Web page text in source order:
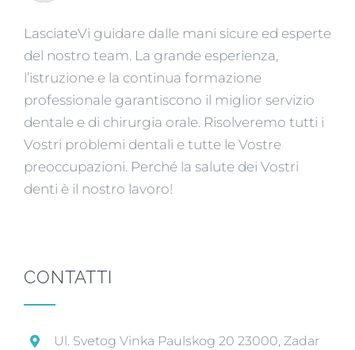
LasciateVi guidare dalle mani sicure ed esperte
del nostro team. La grande esperienza,
l’istruzione e la continua formazione
professionale garantiscono il miglior servizio
dentale e di chirurgia orale. Risolveremo tutti i
Vostri problemi dentali e tutte le Vostre
preoccupazioni. Perché la salute dei Vostri
denti è il nostro lavoro!
CONTATTI
Ul. Svetog Vinka Paulskog 20 23000, Zadar